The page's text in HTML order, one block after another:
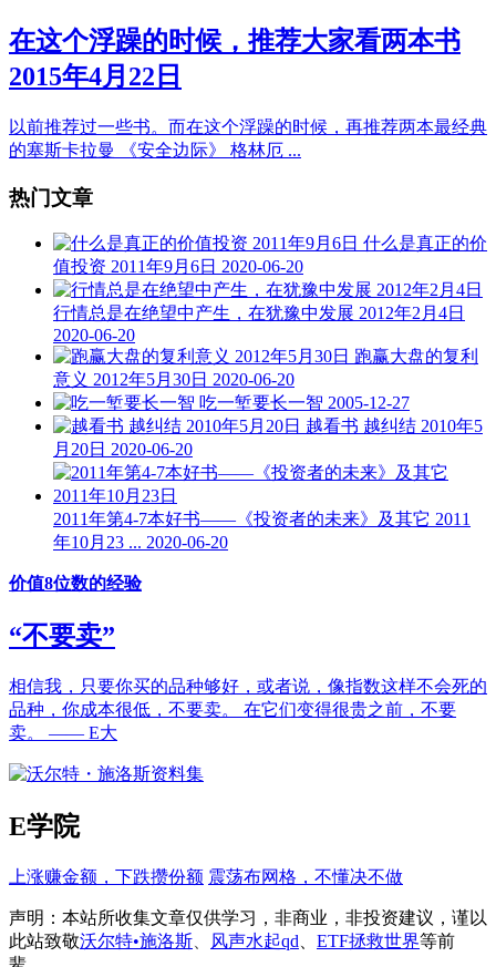
在这个浮躁的时候，推荐大家看两本书
2015年4月22日
以前推荐过一些书。而在这个浮躁的时候，再推荐两本最经典
的塞斯卡拉曼 《安全边际》 格林厄 ...
热门文章
什么是真正的价
值投资 2011年9月6日 2020-06-20
行情总是在绝望中产生，在犹豫中发展 2012年2月4日
2020-06-20
跑赢大盘的复利
意义 2012年5月30日 2020-06-20
吃一堑要长一智 2005-12-27
越看书 越纠结 2010年5
月20日 2020-06-20
2011年第4-7本好书——《投资者的未来》及其它 2011
年10月23 ... 2020-06-20
价值8位数的经验
“不要卖”
相信我，只要你买的品种够好，或者说，像指数这样不会死的
品种，你成本很低，不要卖。 在它们变得很贵之前，不要
卖。 —— E大
E学院
上涨赚金额，下跌攒份额 震荡布网格，不懂决不做
声明：本站所收集文章仅供学习，非商业，非投资建议，谨以
此站致敬沃尔特•施洛斯 风声水起qd ETF拯救世界等前